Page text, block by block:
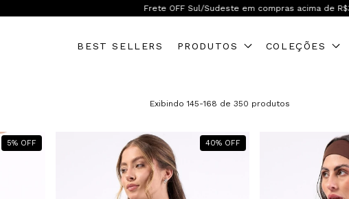
Frete OFF Sul/Sudeste em compras acima de
BEST SELLERS PRODUTOS COLEÇÕES
Exibindo 145-168 de 350 produtos
5% OFF 40% OFF